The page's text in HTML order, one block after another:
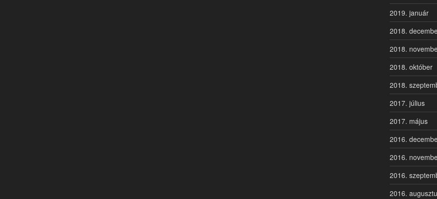
2019. január
2018.
2018.
2018. október
2018.
2017. július
2017. május
2016.
2016.
2016.
2016.